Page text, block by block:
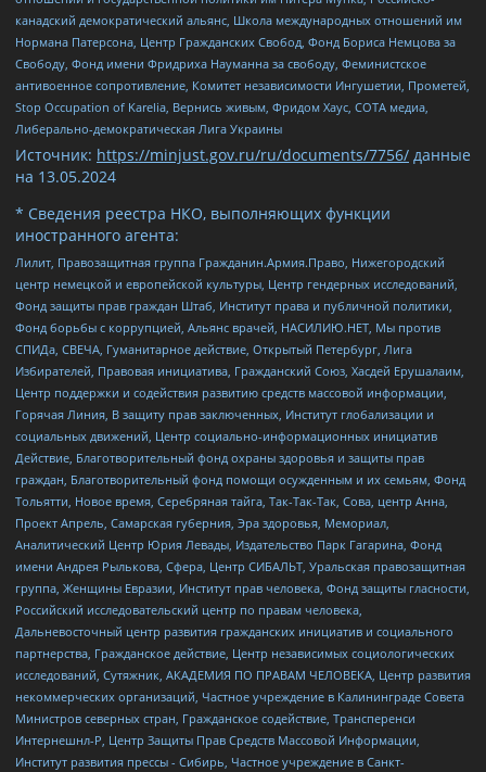
канадский демократический альянс, Школа международных отношений им
Нормана Патерсона, Центр Гражданских Свобод, Фонд Бориса Немцова за
Свободу, Фонд имени Фридриха Науманна за свободу, Феминистское
антивоенное сопротивление, Комитет независимости Ингушетии, Прометей,
Stop Occupation of Karelia, Вернись живым, Фридом Хаус, СОТА медиа,
Либерально-демократическая Лига Украины
Источник: https://minjust.gov.ru/ru/documents/7756/ данные
на 13.05.2024
* Сведения реестра НКО, выполняющих функции
иностранного агента:
Лилит, Правозащитная группа Гражданин.Армия.Право, Нижегородский
центр немецкой и европейской культуры, Центр гендерных исследований,
Фонд защиты прав граждан Штаб, Институт права и публичной политики,
Фонд борьбы с коррупцией, Альянс врачей, НАСИЛИЮ.НЕТ, Мы против
СПИДа, СВЕЧА, Гуманитарное действие, Открытый Петербург, Лига
Избирателей, Правовая инициатива, Гражданский Союз, Хасдей Ерушалаим,
Центр поддержки и содействия развитию средств массовой информации,
Горячая Линия, В защиту прав заключенных, Институт глобализации и
социальных движений, Центр социально-информационных инициатив
Действие, Благотворительный фонд охраны здоровья и защиты прав
граждан, Благотворительный фонд помощи осужденным и их семьям, Фонд
Тольятти, Новое время, Серебряная тайга, Так-Так-Так, Сова, центр Анна,
Проект Апрель, Самарская губерния, Эра здоровья, Мемориал,
Аналитический Центр Юрия Левады, Издательство Парк Гагарина, Фонд
имени Андрея Рылькова, Сфера, Центр СИБАЛЬТ, Уральская правозащитная
группа, Женщины Евразии, Институт прав человека, Фонд защиты гласности,
Российский исследовательский центр по правам человека,
Дальневосточный центр развития гражданских инициатив и социального
партнерства, Гражданское действие, Центр независимых социологических
исследований, Сутяжник, АКАДЕМИЯ ПО ПРАВАМ ЧЕЛОВЕКА, Центр развития
некоммерческих организаций, Частное учреждение в Калининграде Совета
Министров северных стран, Гражданское содействие, Трансперенси
Интернешнл-Р, Центр Защиты Прав Средств Массовой Информации,
Институт развития прессы - Сибирь, Частное учреждение в Санкт-